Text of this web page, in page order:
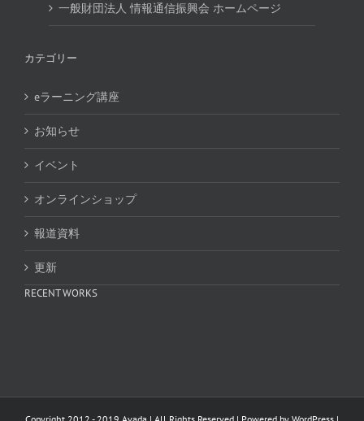
一般財団法人 情報通信振興会 ホームページ
カテゴリー
eラーニング講座
お知らせ
イベント
オンラインショップ
報道資料
更新
RECENT WORKS